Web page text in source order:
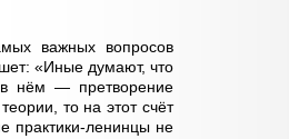
важных вопросов
«Иные думают, что
в нём — претворение
то на этот счёт
практики-ленинцы не